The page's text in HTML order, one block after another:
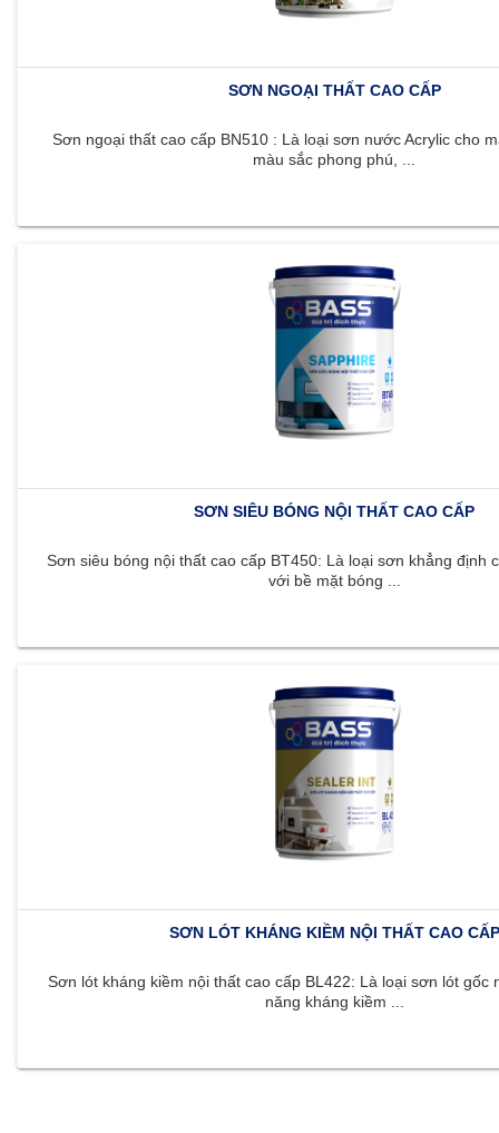
SƠN NGOẠI THẤT CAO CẤP
Sơn ngoại thất cao cấp BN510 : Là loại sơn nước Acrylic cho
màu sắc phong phú, ...
SƠN SIÊU BÓNG NỘI THẤT CAO CẤP
Sơn siêu bóng nội thất cao cấp BT450: Là loại sơn khẳng định
với bề mặt bóng ...
SƠN LÓT KHÁNG KIỀM NỘI THẤT CAO CẤP
Sơn lót kháng kiềm nội thất cao cấp BL422: Là loại sơn lót gốc
năng kháng kiềm ...